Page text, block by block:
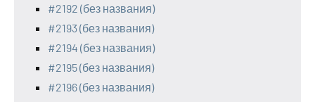
#2192 (без названия)
#2193 (без названия)
#2194 (без названия)
#2195 (без названия)
#2196 (без названия)